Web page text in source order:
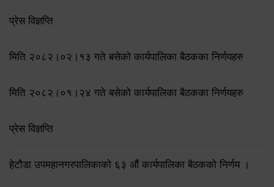
प्रेस विज्ञप्ति
मिति २०८२।०२।१३ गते बसेको कार्यपालिका बैठकका निर्णयहरु
मिति २०८२।०१।२४ गते बसेको कार्यपालिका बैठकका निर्णयहरु
प्रेस विज्ञप्ति
हेटौडा उपमहानगरपालिकाको ६३ औं कार्यपालिका बैठकको निर्णय ।